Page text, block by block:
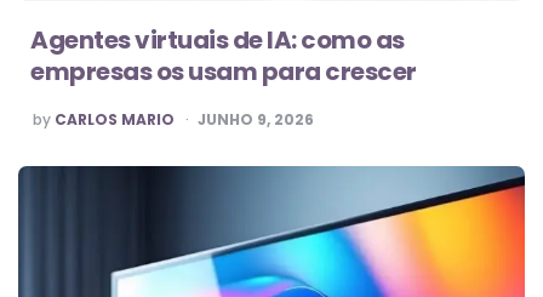
Agentes virtuais de IA: como as
empresas os usam para crescer
POSTED
BY
by CARLOS MARIO JUNHO 9, 2026